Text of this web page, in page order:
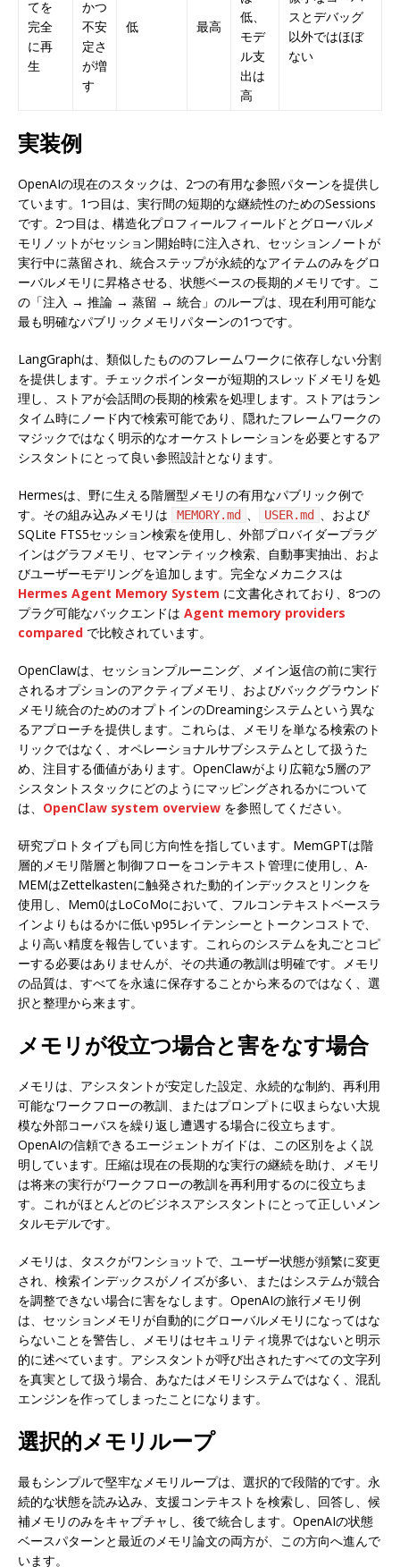
てを
完全
に再
生
かつ
不安
定さ
が増
す
低 最高
低、
モデ
ル支
出は
高
スとデバッグ
以外ではほぼ
ない
実装例
OpenAIの現在のスタックは、2つの有用な参照パターンを提供し
ています。1つ目は、実行間の短期的な継続性のためのSessions
です。2つ目は、構造化プロフィールフィールドとグローバルメ
モリノットがセッション開始時に注入され、セッションノートが
実行中に蒸留され、統合ステップが永続的なアイテムのみをグロ
ーバルメモリに昇格させる、状態ベースの長期的メモリです。こ
の「注入 → 推論 → 蒸留 → 統合」のループは、現在利用可能な
最も明確なパブリックメモリパターンの1つです。
LangGraphは、類似したもののフレームワークに依存しない分割
を提供します。チェックポインターが短期的スレッドメモリを処
理し、ストアが会話間の長期的検索を処理します。ストアはラン
タイム時にノード内で検索可能であり、隠れたフレームワークの
マジックではなく明示的なオーケストレーションを必要とするア
シスタントにとって良い参照設計となります。
Hermesは、野に生える階層型メモリの有用なパブリック例で
す。その組み込みメモリは
MEMORY.md 、 USER.md 、および
SQLite FTS5セッション検索を使用し、外部プロバイダープラグ
インはグラフメモリ、セマンティック検索、自動事実抽出、およ
びユーザーモデリングを追加します。完全なメカニクスは
Hermes Agent Memory System に文書化されており、8つの
プラグ可能なバックエンドは Agent memory providers
compared で比較されています。
OpenClawは、セッションプルーニング、メイン返信の前に実行
されるオプションのアクティブメモリ、およびバックグラウンド
メモリ統合のためのオプトインのDreamingシステムという異な
るアプローチを提供します。これらは、メモリを単なる検索のト
リックではなく、オペレーショナルサブシステムとして扱うた
め、注目する価値があります。OpenClawがより広範な5層のア
シスタントスタックにどのようにマッピングされるかについて
は、 OpenClaw system overview を参照してください。
研究プロトタイプも同じ方向性を指しています。MemGPTは階
層的メモリ階層と制御フローをコンテキスト管理に使用し、A-
MEMはZettelkastenに触発された動的インデックスとリンクを
使用し、Mem0はLoCoMoにおいて、フルコンテキストベースラ
インよりもはるかに低いp95レイテンシーとトークンコストで、
より高い精度を報告しています。これらのシステムを丸ごとコピ
ーする必要はありませんが、その共通の教訓は明確です。メモリ
の品質は、すべてを永遠に保存することから来るのではなく、選
択と整理から来ます。
メモリが役立つ場合と害をなす場合
メモリは、アシスタントが安定した設定、永続的な制約、再利用
可能なワークフローの教訓、またはプロンプトに収まらない大規
模な外部コーパスを繰り返し遭遇する場合に役立ちます。
OpenAIの信頼できるエージェントガイドは、この区別をよく説
明しています。圧縮は現在の長期的な実行の継続を助け、メモリ
は将来の実行がワークフローの教訓を再利用するのに役立ちま
す。これがほとんどのビジネスアシスタントにとって正しいメン
タルモデルです。
メモリは、タスクがワンショットで、ユーザー状態が頻繁に変更
され、検索インデックスがノイズが多い、またはシステムが競合
を調整できない場合に害をなします。OpenAIの旅行メモリ例
は、セッションメモリが自動的にグローバルメモリになってはな
らないことを警告し、メモリはセキュリティ境界ではないと明示
的に述べています。アシスタントが呼び出されたすべての文字列
を真実として扱う場合、あなたはメモリシステムではなく、混乱
エンジンを作ってしまったことになります。
選択的メモリループ
最もシンプルで堅牢なメモリループは、選択的で段階的です。永
続的な状態を読み込み、支援コンテキストを検索し、回答し、候
補メモリのみをキャプチャし、後で統合します。OpenAIの状態
ベースパターンと最近のメモリ論文の両方が、この方向へ進んで
います。